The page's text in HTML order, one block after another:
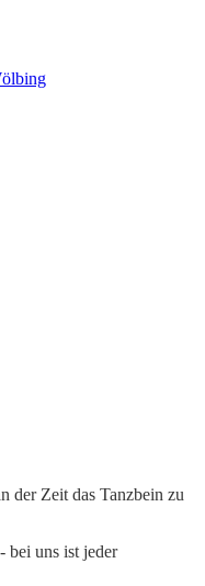
der Zeit das Tanzbein zu
bei uns ist jeder